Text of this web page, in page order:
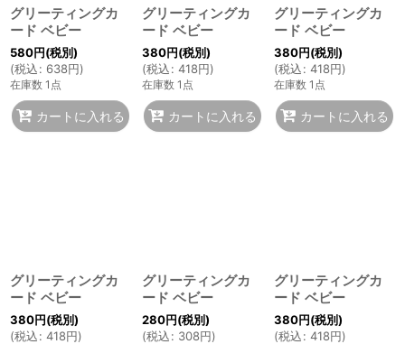
グリーティングカ
ード ベビー
580円(税別)
(税込: 638円)
在庫数 1点
カートに入れる
グリーティングカ
ード ベビー
380円(税別)
(税込: 418円)
在庫数 1点
カートに入れる
グリーティングカ
ード ベビー
380円(税別)
(税込: 418円)
在庫数 1点
カートに入れる
グリーティングカ
ード ベビー
380円(税別)
(税込: 418円)
グリーティングカ
ード ベビー
280円(税別)
(税込: 308円)
グリーティングカ
ード ベビー
380円(税別)
(税込: 418円)